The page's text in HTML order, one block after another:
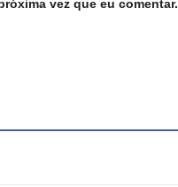
vez que eu comentar.